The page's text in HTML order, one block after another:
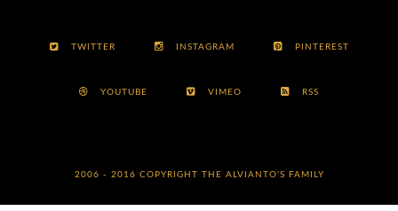
TWITTER INSTAGRAM PINTEREST
YOUTUBE VIMEO RSS
2006 - 2016 COPYRIGHT THE ALVIANTO'S FAMILY